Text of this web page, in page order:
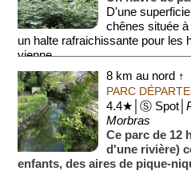
D'une
chênes située
un halte rafraichissante pour les
vienne...
8 km au nord ↑
PARC
4.4★│Ⓢ Spot│
Morbras
Ce parc de 12
d'une rivière)
enfants, des aires de pique-